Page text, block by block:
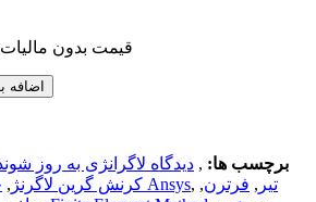
قیمت بدون مالیات:
اضافه
برچسب ها: , دیدگاه لاگرانژی به روز
کرنش گرین لاگرنژ , نرم افزار Ansys, تیر , فرترن,